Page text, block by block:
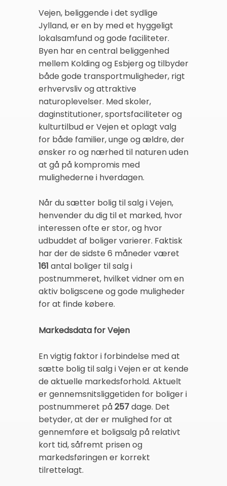
Vejen, beliggende i det sydlige
Jylland, er en by med et hyggeligt
lokalsamfund og gode faciliteter.
Byen har en central beliggenhed
mellem Kolding og Esbjerg og tilbyder
både gode transportmuligheder, rigt
erhvervsliv og attraktive
naturoplevelser. Med skoler,
daginstitutioner, sportsfaciliteter og
kulturtilbud er Vejen et oplagt valg
for både familier, unge og ældre, der
ønsker ro og nærhed til naturen uden
at gå på kompromis med
mulighederne i hverdagen.
Når du sætter bolig til salg i Vejen,
henvender du dig til et marked, hvor
interessen ofte er stor, og hvor
udbuddet af boliger varierer. Faktisk
har der de sidste 6 måneder været
161 antal boliger til salg i
postnummeret, hvilket vidner om en
aktiv boligscene og gode muligheder
for at finde købere.
Markedsdata for Vejen
En vigtig faktor i forbindelse med at
sætte bolig til salg i Vejen er at kende
de aktuelle markedsforhold. Aktuelt
er gennemsnitsliggetiden for boliger i
postnummeret på257dage. Det
betyder, at der er mulighed for at
gennemføre et boligsalg på relativt
kort tid, såfremt prisen og
markedsføringen er korrekt
tilrettelagt.